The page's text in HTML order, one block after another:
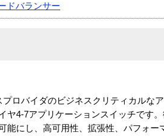
ドバランサー
ロバイダのビジネスクリティカルな
ヤ4-7アプリケーションスイッチです
能にし、高可用性、拡張性、パフォー